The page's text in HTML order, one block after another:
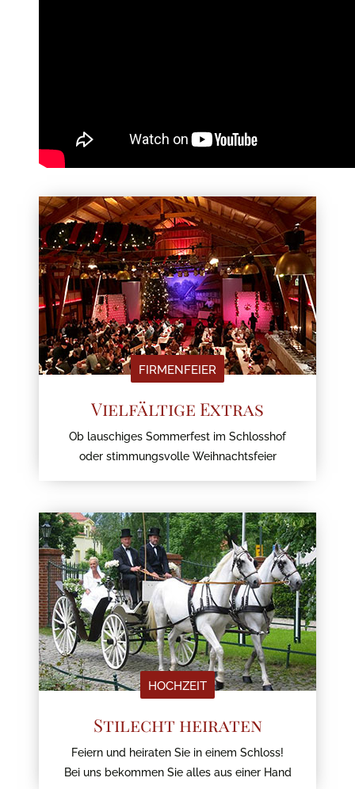
FIRMENFEIER
Vielfältige Extras
Ob lauschiges Sommerfest im Schlosshof
oder stimmungsvolle Weihnachtsfeier
HOCHZEIT
Stilecht heiraten
Feiern und heiraten Sie in einem Schloss!
Bei uns bekommen Sie alles aus einer Hand